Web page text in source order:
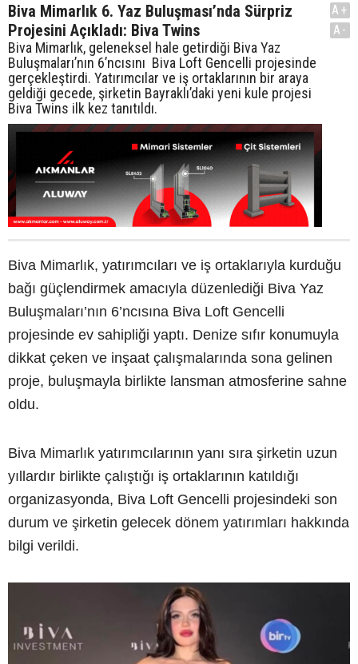
Biva Mimarlık 6. Yaz Buluşması’nda Sürpriz
Projesini Açıkladı: Biva Twins
Biva Mimarlık, geleneksel hale getirdiği Biva Yaz
Buluşmaları’nın 6’ncısını Biva Loft Gencelli projesinde
gerçekleştirdi. Yatırımcılar ve iş ortaklarının bir araya
geldiği gecede, şirketin Bayraklı’daki yeni kule projesi
Biva Twins ilk kez tanıtıldı.
A+
A-
Biva Mimarlık, yatırımcıları ve iş ortaklarıyla kurduğu
bağı güçlendirmek amacıyla düzenlediği Biva Yaz
Buluşmaları’nın 6’ncısına Biva Loft Gencelli
projesinde ev sahipliği yaptı. Denize sıfır konumuyla
dikkat çeken ve inşaat çalışmalarında sona gelinen
proje, buluşmayla birlikte lansman atmosferine sahne
oldu.
Biva Mimarlık yatırımcılarının yanı sıra şirketin uzun
yıllardır birlikte çalıştığı iş ortaklarının katıldığı
organizasyonda, Biva Loft Gencelli projesindeki son
durum ve şirketin gelecek dönem yatırımları hakkında
bilgi verildi.